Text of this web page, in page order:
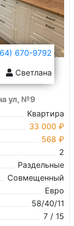
670-9792
Светлана
ул, №9
Квартира
33 000 ₽
568 ₽
2
Раздельные
Совмещенный
Евро
58/40/11
7 / 15